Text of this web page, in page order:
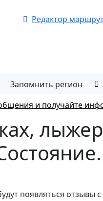
Редактор
Запомнить регион
и получайте
появляться отзывы